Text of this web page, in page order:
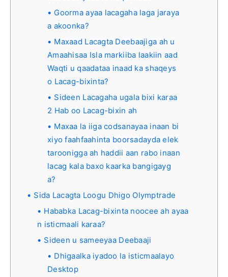
Goorma ayaa lacagaha laga jaraya
a akoonka?
Maxaad Lacagta Deebaajiga ah u
Amaahisaa Isla markiiba laakiin aad
Waqti u qaadataa inaad ka shaqeys
o Lacag-bixinta?
Sideen Lacagaha ugala bixi karaa
2 Hab oo Lacag-bixin ah
Maxaa la iiga codsanayaa inaan bi
xiyo faahfaahinta boorsadayda elek
taroonigga ah haddii aan rabo inaan
lacag kala baxo kaarka bangigayg
a?
Sida Lacagta Loogu Dhigo Olymptrade
Hababka Lacag-bixinta noocee ah ayaa
n isticmaali karaa?
Sideen u sameeyaa Deebaaji
Dhigaalka iyadoo la isticmaalayo
Desktop